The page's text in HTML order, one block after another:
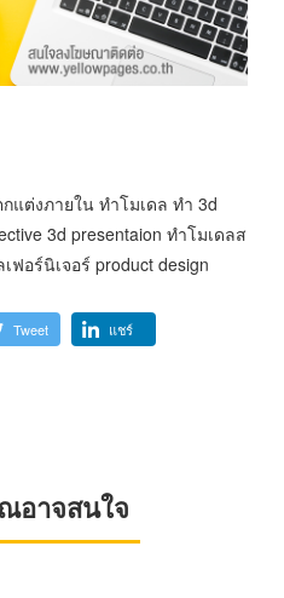
แต่งภายใน ทำโมเดล ทำ 3d
3d presentaion ทำโมเดลส
ฟอร์นิเจอร์ product design
Tweet แชร์
อาจสนใจ